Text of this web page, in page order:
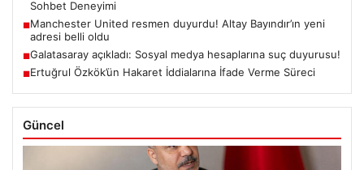
Sohbet Deneyimi
■Manchester United resmen duyurdu! Altay Bayındır’ın yeni
adresi belli oldu
■Galatasaray açıkladı: Sosyal medya hesaplarına suç duyurusu!
■Ertuğrul Özkök’ün Hakaret İddialarına İfade Verme Süreci
Güncel